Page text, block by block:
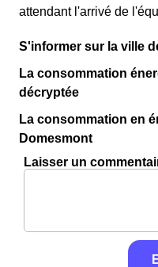
attendant l'arrivé de
S'informer sur la ville
La consommation
décryptée
La consommation en
Domesmont
Laisser un